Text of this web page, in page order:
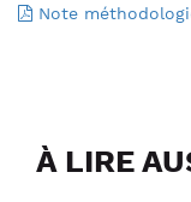
Note
À LIRE